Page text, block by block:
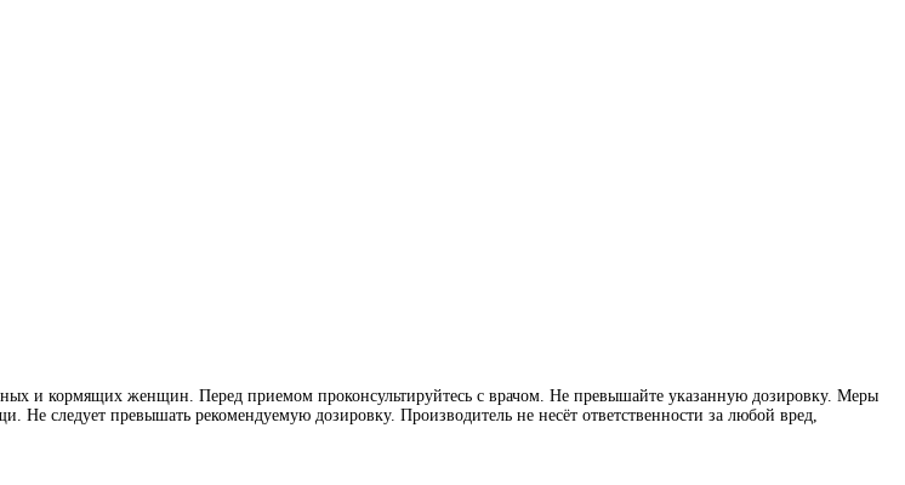
и кормящих женщин. Перед приемом проконсультируйтесь с врачом. Не превышайте указанную дозировку. Меры
Не следует превышать рекомендуемую дозировку. Производитель не несёт ответственности за любой вред,